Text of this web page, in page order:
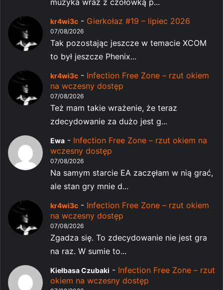
muzyka wraz z czołówką p...
kr4wi3c - Gierkołaz #19 – lipiec 2026
07/08/2026
Tak pozostając jeszcze w temacie XCOM
to był jeszcze Phenix...
kr4wi3c - Infection Free Zone – rzut okiem
na wczesny dostęp
07/08/2026
Też mam takie wrażenie, że teraz
zdecydowanie za dużo jest g...
Ewa - Infection Free Zone – rzut okiem na
wczesny dostęp
07/08/2026
Na samym starcie EA zaczęłam w nią grać,
ale stan gry mnie d...
kr4wi3c - Infection Free Zone – rzut okiem
na wczesny dostęp
07/08/2026
Zgadza się. To zdecydowanie nie jest gra
na raz. W sumie to...
Kiełbasa Czubaki - Infection Free Zone – rzut
okiem na wczesny dostęp